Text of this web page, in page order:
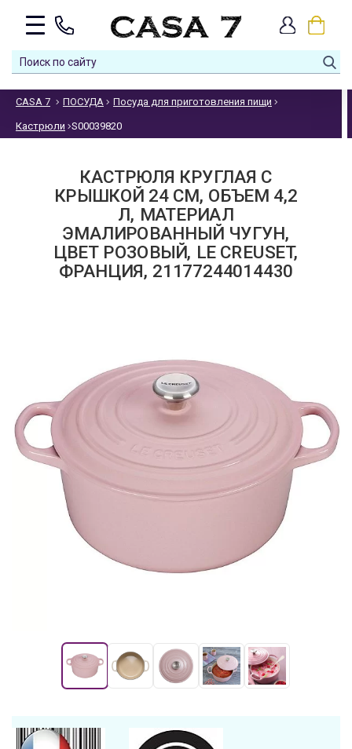
CASA 7 ПОСУДА Посуда для приготовления пищи
Кастрюли S00039820
КАСТРЮЛЯ КРУГЛАЯ С
КРЫШКОЙ 24 СМ, ОБЪЕМ 4,2
Л, МАТЕРИАЛ
ЭМАЛИРОВАННЫЙ ЧУГУН,
ЦВЕТ РОЗОВЫЙ, LE CREUSET,
ФРАНЦИЯ, 21177244014430